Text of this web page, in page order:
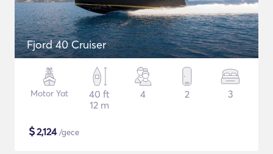
Fjord 40 Cruiser
Motor Yat
40 ft
12 m
4 2 3
$2,124/gece